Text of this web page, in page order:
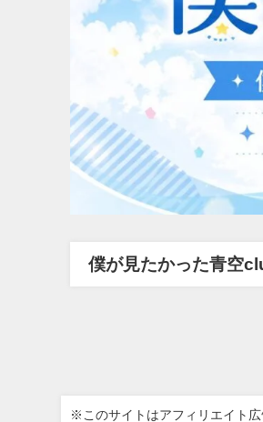
僕が見たかった青空
※このサイトはアフィリエイト広